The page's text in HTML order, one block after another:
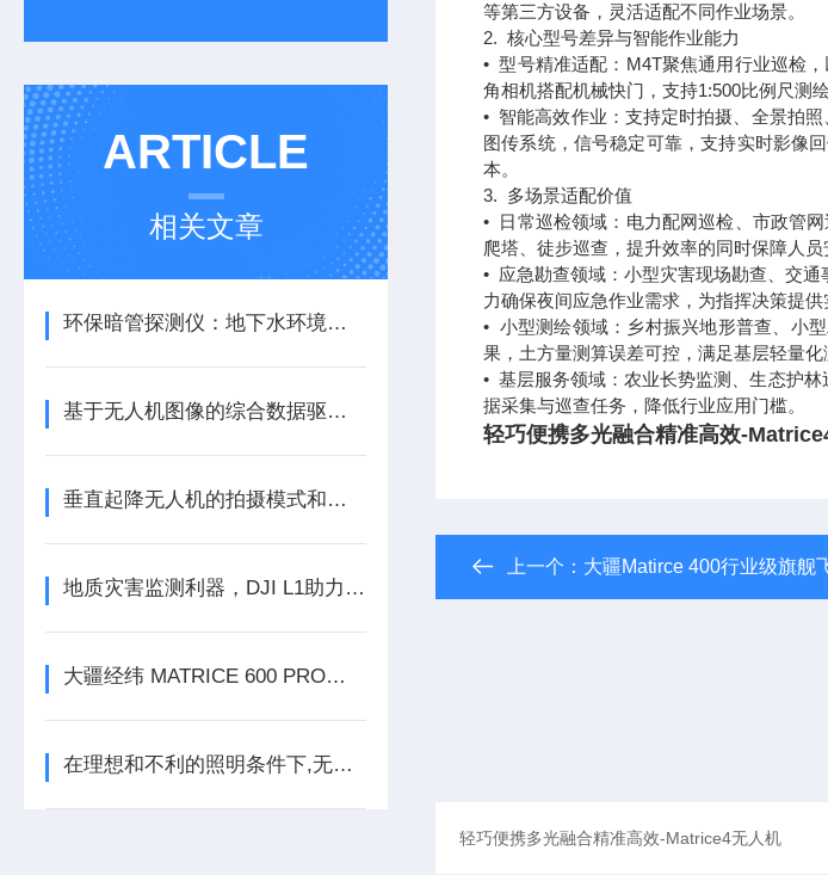
ARTICLE
相关文章
环保暗管探测仪：地下水环境的守护者
基于无人机图像的综合数据驱动方法，用于监测灌溉水和氮水平下的玉米生物量
垂直起降无人机的拍摄模式和拍摄流程介绍
地质灾害监测利器，DJI L1助力白果塘灾害体三维识别
大疆经纬 MATRICE 600 PRO技术参数
在理想和不利的照明条件下,无人机捕获多光谱数据
等第三方设备，灵活适配不同作业场景。
2. 核心型号差异与智能作业能力
• 型号精准适配：M4T聚焦通用行业巡检
角相机搭配机械快门，支持1:500比例尺测
• 智能高效作业：支持定时拍摄、全景拍
图传系统，信号稳定可靠，支持实时影像
本。
3. 多场景适配价值
• 日常巡检领域：电力配网巡检、市政管
爬塔、徒步巡查，提升效率的同时保障人员
• 应急勘查领域：小型灾害现场勘查、交
力确保夜间应急作业需求，为指挥决策提供
• 小型测绘领域：乡村振兴地形普查、小
果，土方量测算误差可控，满足基层轻量化
• 基层服务领域：农业长势监测、生态护
据采集与巡查任务，降低行业应用门槛。
轻巧便携多光融合精准高效-
上一个： 大疆Matirce 400行业级旗舰